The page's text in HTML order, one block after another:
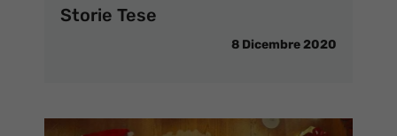
Storie Tese
8 Dicembre 2020